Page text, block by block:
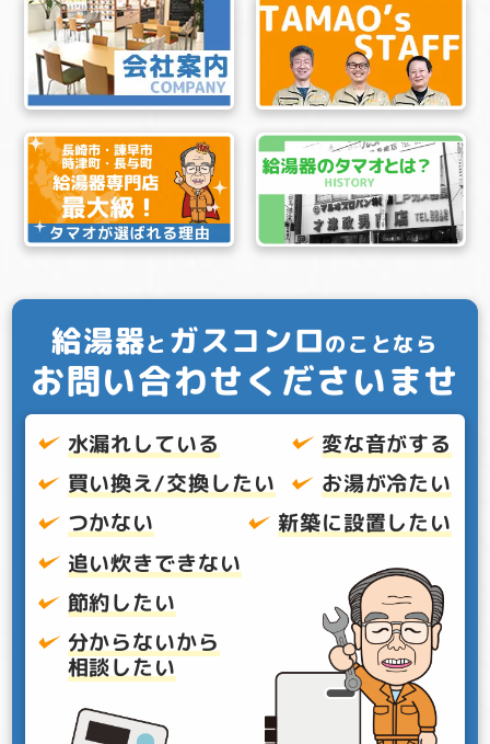
給湯器と ガスコンロのことなら
お問い合わせくださいませ
水漏れしている
変な音がする
買い換え/交換したい
お湯が冷たい
つかない
新築に設置したい
追い炊きできない
節約したい
分からないから
相談したい